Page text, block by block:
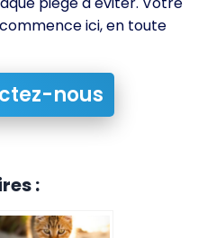
commence ici, en toute
nous
: